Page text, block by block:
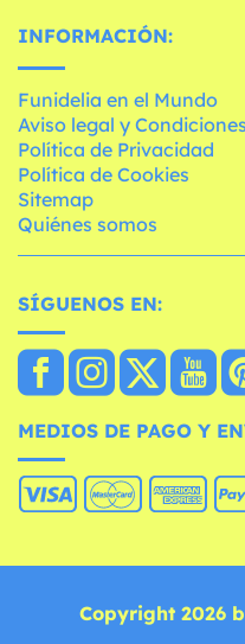
INFORMACIÓN:
Funidelia en el Mundo
Aviso legal y
Política de Privacidad
Política de Cookies
Sitemap
Quiénes somos
SÍGUENOS EN:
MEDIOS DE PAGO Y
Copyright 2026